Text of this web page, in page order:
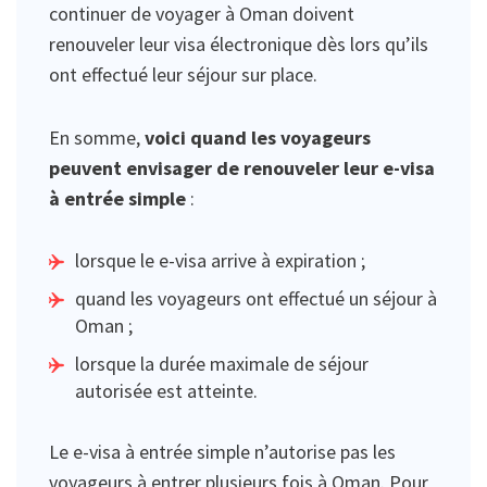
continuer de voyager à Oman doivent
renouveler leur visa électronique dès lors qu’ils
ont effectué leur séjour sur place.
En somme,voici quand les voyageurs
peuvent envisager de renouveler leur e-visa
à entrée simple :
lorsque le e-visa arrive à expiration ;
quand les voyageurs ont effectué un séjour à
Oman ;
lorsque la durée maximale de séjour
autorisée est atteinte.
Le e-visa à entrée simple n’autorise pas les